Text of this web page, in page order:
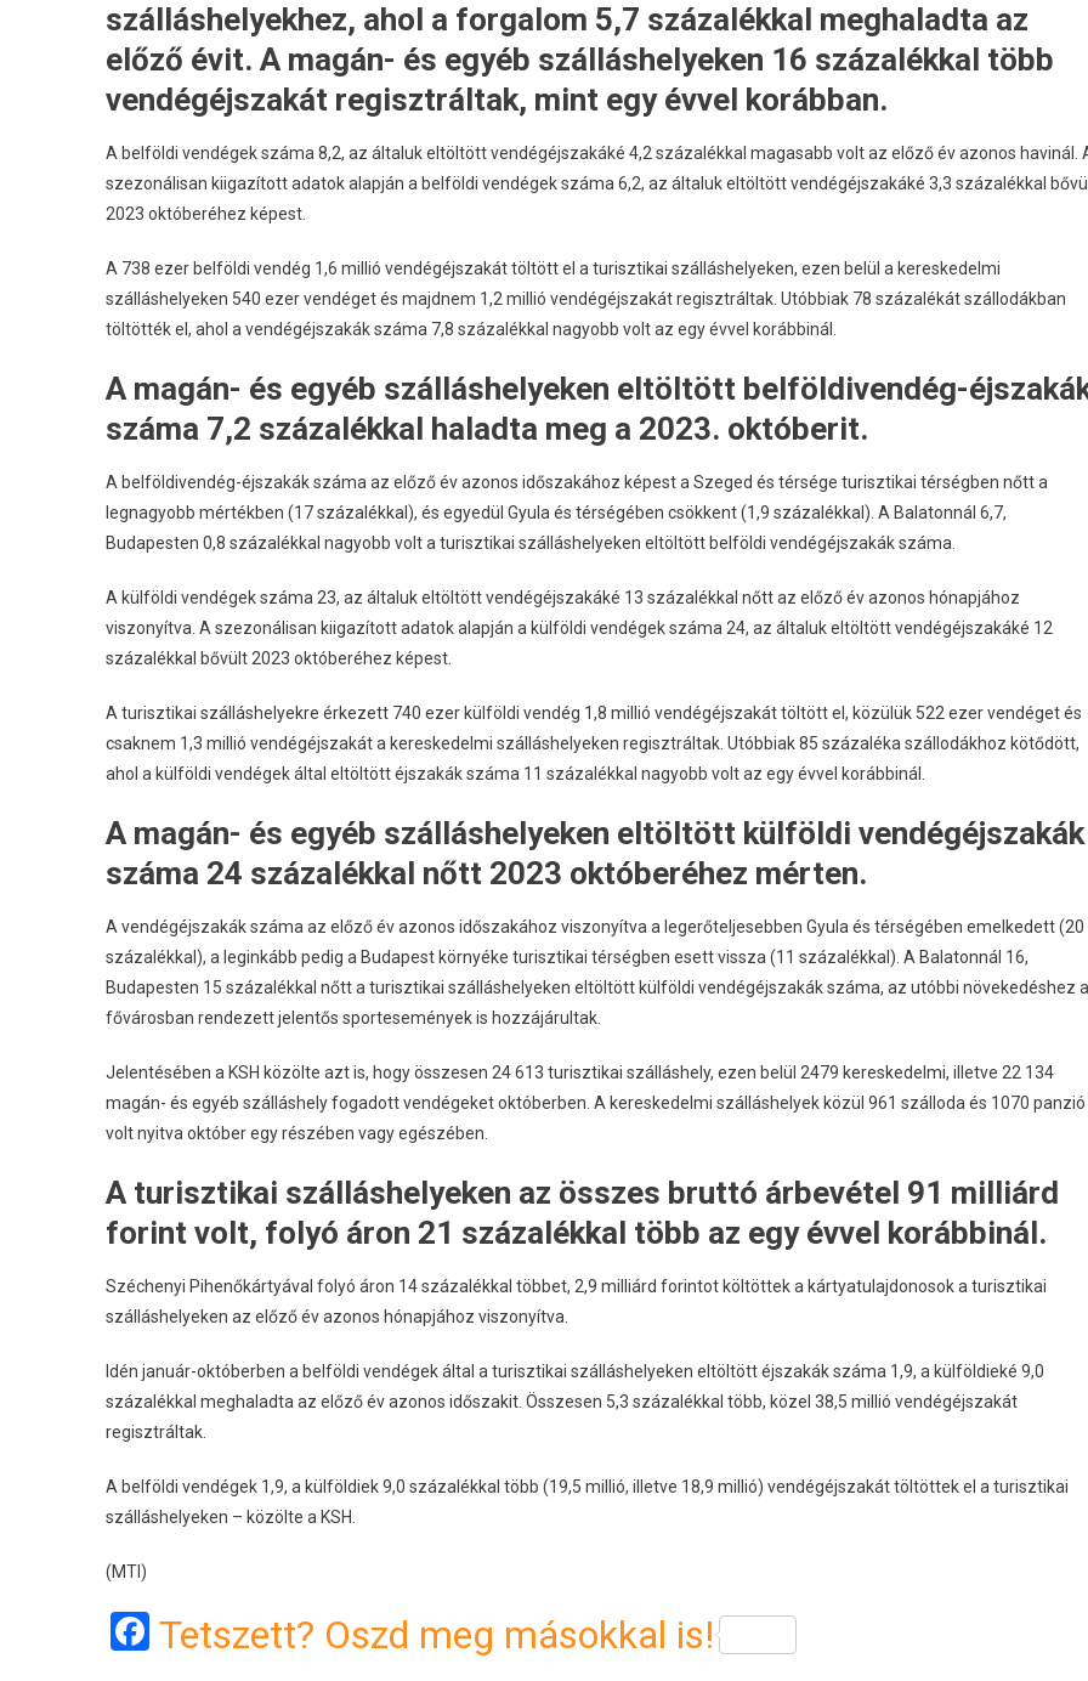
szálláshelyekhez, ahol a forgalom 5,7 százalékkal meghaladta az
előző évit. A magán- és egyéb szálláshelyeken 16 százalékkal több
vendégéjszakát regisztráltak, mint egy évvel korábban.
A belföldi vendégek száma 8,2, az általuk eltöltött vendégéjszakáké 4,2 százalékkal magasabb volt az előző év azonos havinál.
szezonálisan kiigazított adatok alapján a belföldi vendégek száma 6,2, az általuk eltöltött vendégéjszakáké 3,3 százalékkal
2023 októberéhez képest.
A 738 ezer belföldi vendég 1,6 millió vendégéjszakát töltött el a turisztikai szálláshelyeken, ezen belül a kereskedelmi
szálláshelyeken 540 ezer vendéget és majdnem 1,2 millió vendégéjszakát regisztráltak. Utóbbiak 78 százalékát szállodákban
töltötték el, ahol a vendégéjszakák száma 7,8 százalékkal nagyobb volt az egy évvel korábbinál.
A magán- és egyéb szálláshelyeken eltöltött belföldivendég-
száma 7,2 százalékkal haladta meg a 2023. októberit.
A belföldivendég-éjszakák száma az előző év azonos időszakához képest a Szeged és térsége turisztikai térségben nőtt a
legnagyobb mértékben (17 százalékkal), és egyedül Gyula és térségében csökkent (1,9 százalékkal). A Balatonnál 6,7,
Budapesten 0,8 százalékkal nagyobb volt a turisztikai szálláshelyeken eltöltött belföldi vendégéjszakák száma.
A külföldi vendégek száma 23, az általuk eltöltött vendégéjszakáké 13 százalékkal nőtt az előző év azonos hónapjához
viszonyítva. A szezonálisan kiigazított adatok alapján a külföldi vendégek száma 24, az általuk eltöltött vendégéjszakáké 12
százalékkal bővült 2023 októberéhez képest.
A turisztikai szálláshelyekre érkezett 740 ezer külföldi vendég 1,8 millió vendégéjszakát töltött el, közülük 522 ezer vendéget és
csaknem 1,3 millió vendégéjszakát a kereskedelmi szálláshelyeken regisztráltak. Utóbbiak 85 százaléka szállodákhoz kötődött,
ahol a külföldi vendégek által eltöltött éjszakák száma 11 százalékkal nagyobb volt az egy évvel korábbinál.
A magán- és egyéb szálláshelyeken eltöltött külföldi vendégéjszakák
száma 24 százalékkal nőtt 2023 októberéhez mérten.
A vendégéjszakák száma az előző év azonos időszakához viszonyítva a legerőteljesebben Gyula és térségében emelkedett (20
százalékkal), a leginkább pedig a Budapest környéke turisztikai térségben esett vissza (11 százalékkal). A Balatonnál 16,
Budapesten 15 százalékkal nőtt a turisztikai szálláshelyeken eltöltött külföldi vendégéjszakák száma, az utóbbi növekedéshez a
fővárosban rendezett jelentős sportesemények is hozzájárultak.
Jelentésében a KSH közölte azt is, hogy összesen 24 613 turisztikai szálláshely, ezen belül 2479 kereskedelmi, illetve 22 134
magán- és egyéb szálláshely fogadott vendégeket októberben. A kereskedelmi szálláshelyek közül 961 szálloda és 1070 panzió
volt nyitva október egy részében vagy egészében.
A turisztikai szálláshelyeken az összes bruttó árbevétel 91 milliárd
forint volt, folyó áron 21 százalékkal több az egy évvel korábbinál.
Széchenyi Pihenőkártyával folyó áron 14 százalékkal többet, 2,9 milliárd forintot költöttek a kártyatulajdonosok a turisztikai
szálláshelyeken az előző év azonos hónapjához viszonyítva.
Idén január-októberben a belföldi vendégek által a turisztikai szálláshelyeken eltöltött éjszakák száma 1,9, a külföldieké 9,0
százalékkal meghaladta az előző év azonos időszakit. Összesen 5,3 százalékkal több, közel 38,5 millió vendégéjszakát
regisztráltak.
A belföldi vendégek 1,9, a külföldiek 9,0 százalékkal több (19,5 millió, illetve 18,9 millió) vendégéjszakát töltöttek el a turisztikai
szálláshelyeken – közölte a KSH.
(MTI)
Facebook
Tetszett? Oszd meg másokkal is!